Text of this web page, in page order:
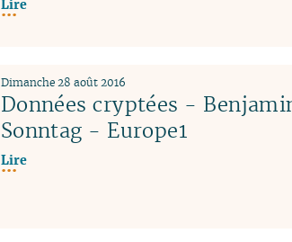
Lire
Données cryptées -
Sonntag - Europe1
Dimanche 28 août 2016
Lire